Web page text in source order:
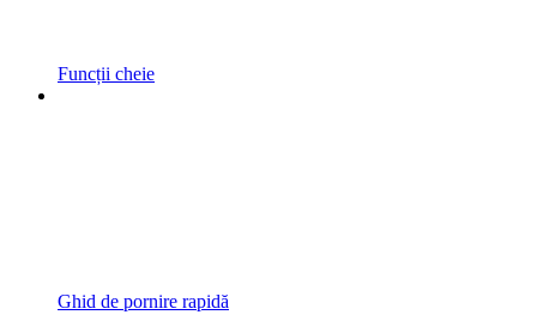
Funcții cheie
Ghid de pornire rapidă